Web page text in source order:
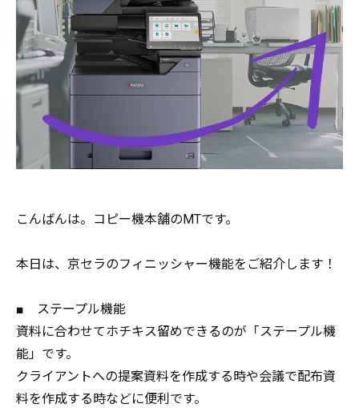
こんばんは。コピー機本舗のMTです。
本日は、京セラのフィニッシャー機能をご紹介します！
■ ステープル機能
資料に合わせてホチキス留めできるのが「ステープル機
能」です。
クライアントへの提案資料を作成する時や会議で配布資
料を作成する時などに便利です。